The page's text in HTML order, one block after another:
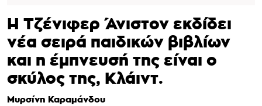
Η Τζένιφερ Άνιστον εκδίδει
νέα σειρά παιδικών βιβλίων
και η έμπνευσή της είναι ο
σκύλος της, Κλάιντ.
Μυρσίνη Καραμάνδου